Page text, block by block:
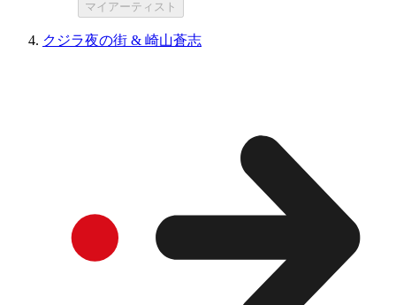
マイアーティスト
クジラ夜の街 & 崎山蒼志